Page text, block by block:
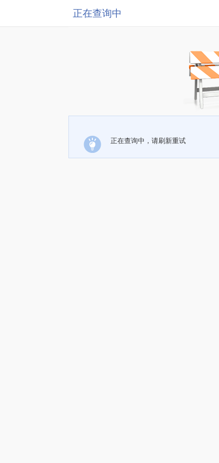
正在查询中
正在查询中，请刷新重试